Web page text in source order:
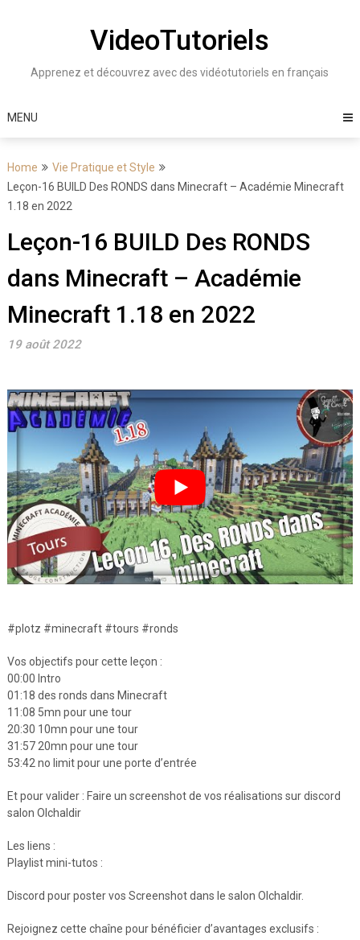
VideoTutoriels
Apprenez et découvrez avec des vidéotutoriels en français
MENU
Home
Vie Pratique et Style
Leçon-16 BUILD Des RONDS dans Minecraft – Académie Minecraft
1.18 en 2022
Leçon-16 BUILD Des RONDS
dans Minecraft – Académie
Minecraft 1.18 en 2022
19 août 2022
#plotz #minecraft #tours #ronds
Vos objectifs pour cette leçon :
00:00 Intro
01:18 des ronds dans Minecraft
11:08 5mn pour une tour
20:30 10mn pour une tour
31:57 20mn pour une tour
53:42 no limit pour une porte d’entrée
Et pour valider : Faire un screenshot de vos réalisations sur discord
salon Olchaldir
Les liens :
Playlist mini-tutos :
Discord pour poster vos Screenshot dans le salon Olchaldir.
Rejoignez cette chaîne pour bénéficier d’avantages exclusifs :